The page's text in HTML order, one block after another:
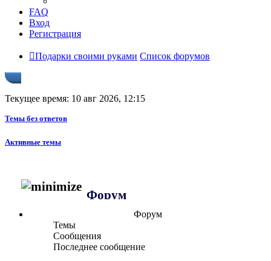
FAQ
Вход
Регистрация
Подарки своими руками Список форумов
Текущее время: 10 авг 2026, 12:15
Темы без ответов
Активные темы
Форум
Форум
Темы
Сообщения
Последнее сообщение